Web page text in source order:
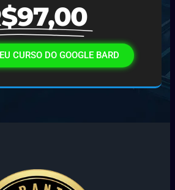
CURSO DO GOOGLE BARD